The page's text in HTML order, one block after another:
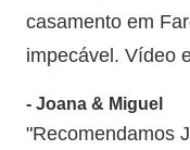
casamento em
impecável. Vídeo
- Joana & Miguel
"Recomendamos